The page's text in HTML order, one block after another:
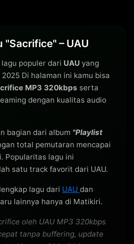
"Sacrifice" – UAU
populer dari UAU yang
Di halaman ini kamu bisa
MP3 320kbps serta
dengan kualitas audio
bagian dari album "Playlist
total pemutaran mencapai
Popularitas lagu ini
satu track favorit dari UAU.
lagu dari UAU dan
lainnya hanya di Matikiri.
oleh UAU MP3 320kbps
tanpa buffering, update